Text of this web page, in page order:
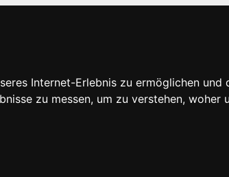
Internet-Erlebnis zu ermöglichen und
zu messen, um zu verstehen, woher